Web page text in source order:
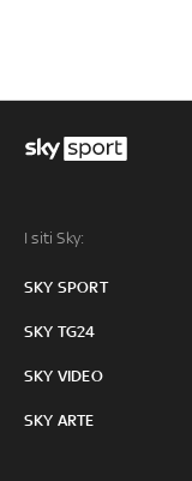
I siti Sky:
SKY SPORT
SKY TG24
SKY VIDEO
SKY ARTE